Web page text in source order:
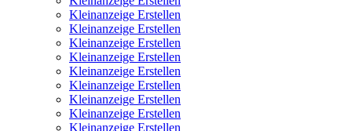
Kleinanzeige Erstellen
Kleinanzeige Erstellen
Kleinanzeige Erstellen
Kleinanzeige Erstellen
Kleinanzeige Erstellen
Kleinanzeige Erstellen
Kleinanzeige Erstellen
Kleinanzeige Erstellen
Kleinanzeige Erstellen